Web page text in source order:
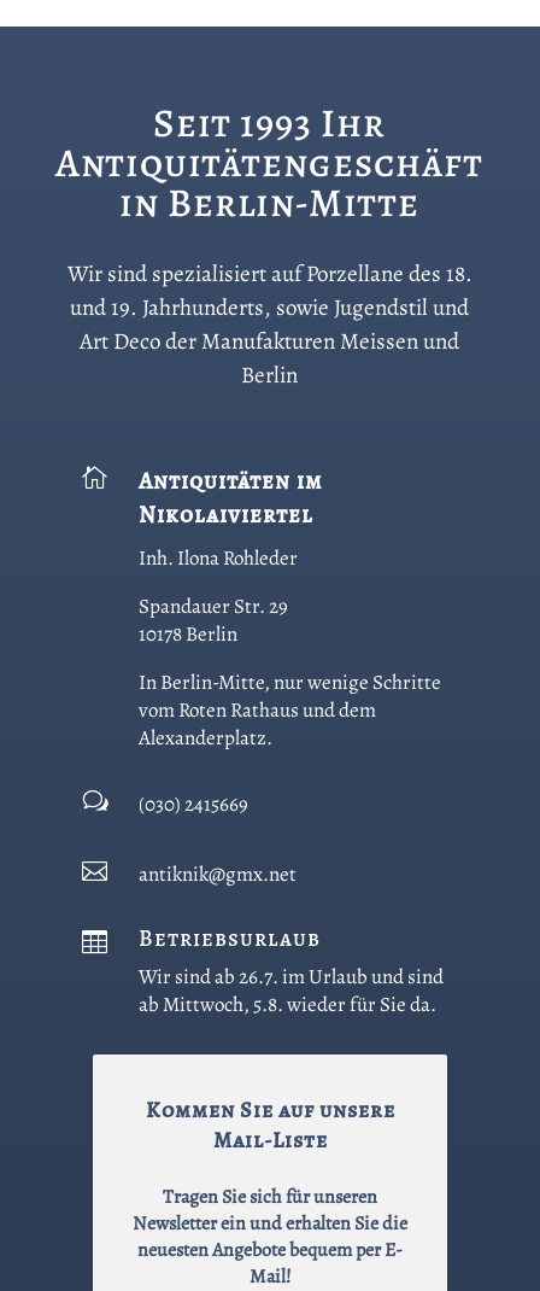
Seit 1993 Ihr
Antiquitätengeschäft
in Berlin-Mitte
Wir sind spezialisiert auf Porzellane des 18.
und 19. Jahrhunderts, sowie Jugendstil und
Art Deco der Manufakturen Meissen und
Berlin

Antiquitäten im
Nikolaiviertel
Inh. Ilona Rohleder
Spandauer Str. 29
10178 Berlin
In Berlin-Mitte, nur wenige Schritte
vom Roten Rathaus und dem
Alexanderplatz.
w (030) 2415669
 antiknik@gmx.net
 Betriebsurlaub
Wir sind ab 26.7. im Urlaub und sind
ab Mittwoch, 5.8. wieder für Sie da.
Kommen Sie auf unsere
Mail-Liste
Tragen Sie sich für unseren
Newsletter ein und erhalten Sie die
neuesten Angebote bequem per E-
Mail!